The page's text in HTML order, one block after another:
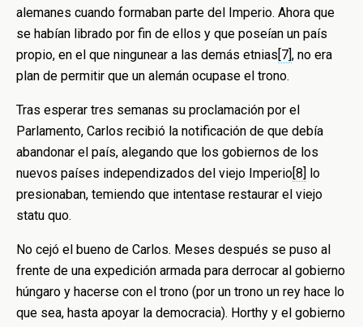
alemanes cuando formaban parte del Imperio. Ahora que
se habían librado por fin de ellos y que poseían un país
propio, en el que ningunear a las demás etnias[7], no era
plan de permitir que un alemán ocupase el trono.
Tras esperar tres semanas su proclamación por el
Parlamento, Carlos recibió la notificación de que debía
abandonar el país, alegando que los gobiernos de los
nuevos países independizados del viejo Imperio[8] lo
presionaban, temiendo que intentase restaurar el viejo
statu quo.
No cejó el bueno de Carlos. Meses después se puso al
frente de una expedición armada para derrocar al gobierno
húngaro y hacerse con el trono (por un trono un rey hace lo
que sea, hasta apoyar la democracia). Horthy y el gobierno